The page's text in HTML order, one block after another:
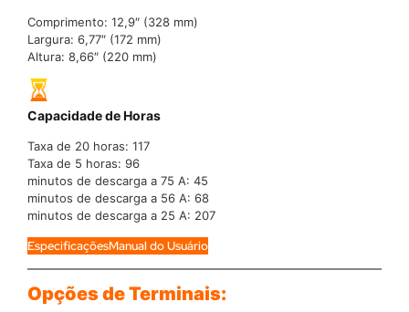
Comprimento: 12,9″ (328 mm)
Largura: 6,77″ (172 mm)
Altura: 8,66″ (220 mm)
Capacidade de Horas
Taxa de 20 horas: 117
Taxa de 5 horas: 96
minutos de descarga a 75 A: 45
minutos de descarga a 56 A: 68
minutos de descarga a 25 A: 207
EspecificaçõesManual do Usuário
Opções de Terminais: